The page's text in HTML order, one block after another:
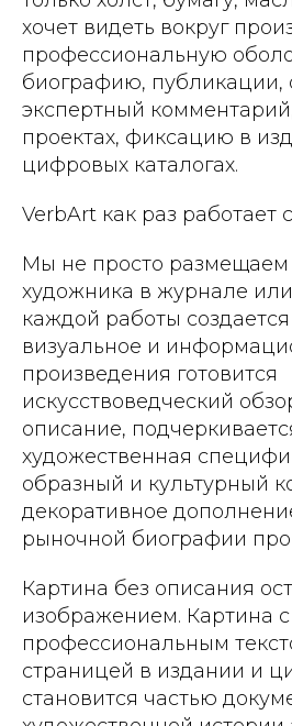
хочет видеть вокруг
профессиональную
биографию, публикации,
экспертный
проектах, фиксацию в
цифровых каталогах.
VerbArt как раз работает
Мы не просто
художника в журнале или
каждой работы создается
визуальное и
произведения готовится
искусствоведческий
описание,
художественная
образный и культурный
декоративное
рыночной биографии
Картина без описания
изображением. Картина с
профессиональным
страницей в издании и
становится частью